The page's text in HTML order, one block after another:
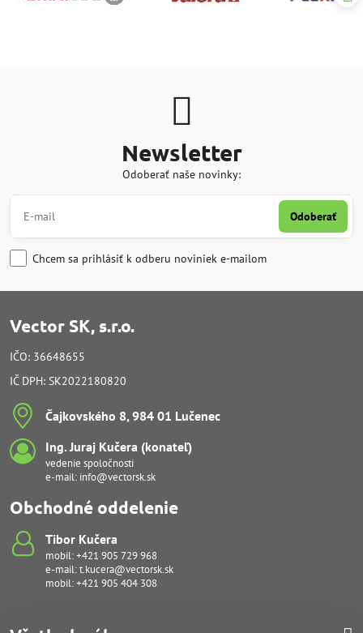
Newsletter
Odoberať naše novinky:
Odoberať
Chcem sa prihlásiť k odberu noviniek e-mailom
Vector SK, s.r.o.
IČO: 36648655
IČ DPH: SK2022180820
Čajkovského 8, 984 01 Lučenec
Ing​. Juraj Kučera (konateľ)
vedenie spoločnosti
e-mail: info@vectorsk.sk
Obchodné oddelenie
Tibor Kučera
mobil:+421 905 729 968
e-mail:t.kucera@vectorsk.sk
mobil:+421 905 404 308